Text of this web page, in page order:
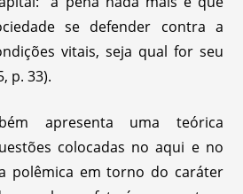
se defender contra a
vitais, seja qual for seu
p. 33).
apresenta uma teórica
colocadas no aqui e no
polêmica em torno do caráter